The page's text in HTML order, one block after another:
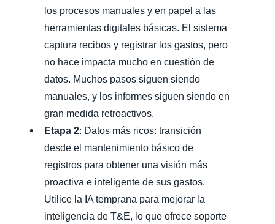
los procesos manuales y en papel a las
herramientas digitales básicas. El sistema
captura recibos y registrar los gastos, pero
no hace impacta mucho en cuestión de
datos. Muchos pasos siguen siendo
manuales, y los informes siguen siendo en
gran medida retroactivos.
Etapa 2: Datos más ricos: transición
desde el mantenimiento básico de
registros para obtener una visión más
proactiva e inteligente de sus gastos.
Utilice la IA temprana para mejorar la
inteligencia de T&E, lo que ofrece soporte